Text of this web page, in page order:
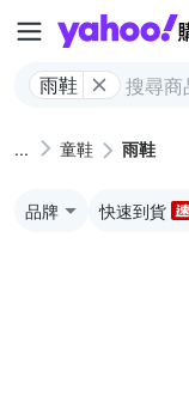
雨鞋
童鞋 雨鞋
品牌 快速到貨